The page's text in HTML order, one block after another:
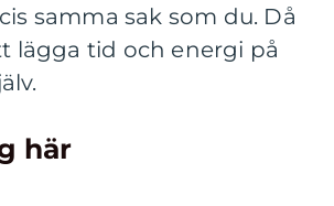
samma sak som du. Då
lägga tid och energi på
här